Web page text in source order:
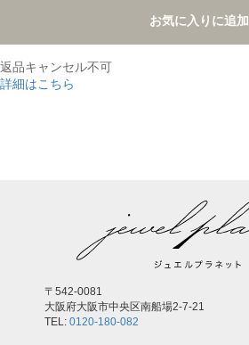
お気に入りに追加
返品キャンセル不可
詳細はこちら
〒542-0081
大阪府大阪市中央区南船場2-7-21
TEL: 0120-180-082